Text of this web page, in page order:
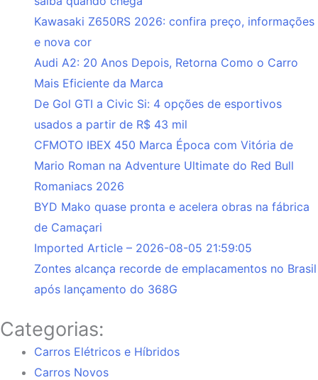
Kawasaki Z650RS 2026: confira preço, informações
e nova cor
Audi A2: 20 Anos Depois, Retorna Como o Carro
Mais Eficiente da Marca
De Gol GTI a Civic Si: 4 opções de esportivos
usados a partir de R$ 43 mil
CFMOTO IBEX 450 Marca Época com Vitória de
Mario Roman na Adventure Ultimate do Red Bull
Romaniacs 2026
BYD Mako quase pronta e acelera obras na fábrica
de Camaçari
Imported Article – 2026-08-05 21:59:05
Zontes alcança recorde de emplacamentos no Brasil
após lançamento do 368G
Categorias:
Carros Elétricos e Híbridos
Carros Novos